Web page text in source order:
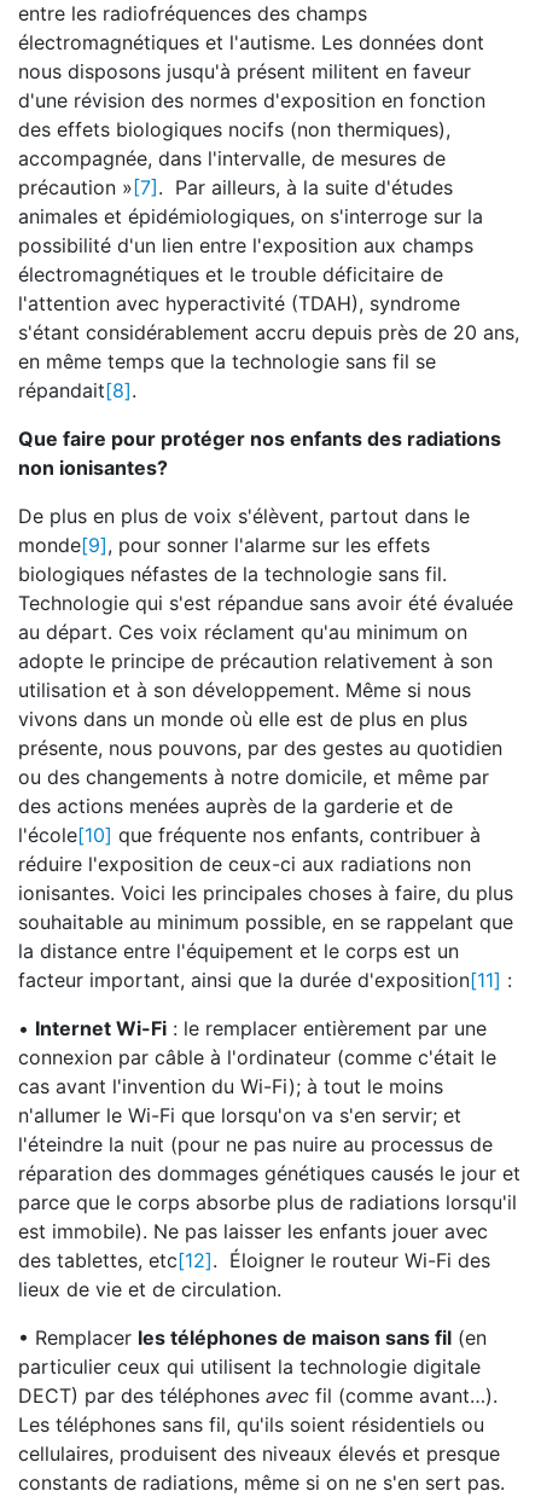
entre les radiofréquences des champs
électromagnétiques et l'autisme. Les données dont
nous disposons jusqu'à présent militent en faveur
d'une révision des normes d'exposition en fonction
des effets biologiques nocifs (non thermiques),
accompagnée, dans l'intervalle, de mesures de
précaution » [7] . Par ailleurs, à la suite d'études
animales et épidémiologiques, on s'interroge sur la
possibilité d'un lien entre l'exposition aux champs
électromagnétiques et le trouble déficitaire de
l'attention avec hyperactivité (TDAH), syndrome
s'étant considérablement accru depuis près de 20 ans,
en même temps que la technologie sans fil se
répandait[8].
Que faire pour protéger nos enfants des radiations
non ionisantes?
De plus en plus de voix s'élèvent, partout dans le
monde[9], pour sonner l'alarme sur les effets
biologiques néfastes de la technologie sans fil.
Technologie qui s'est répandue sans avoir été évaluée
au départ. Ces voix réclament qu'au minimum on
adopte le principe de précaution relativement à son
utilisation et à son développement. Même si nous
vivons dans un monde où elle est de plus en plus
présente, nous pouvons, par des gestes au quotidien
ou des changements à notre domicile, et même par
des actions menées auprès de la garderie et de
l'école[10] que fréquente nos enfants, contribuer à
réduire l'exposition de ceux-ci aux radiations non
ionisantes. Voici les principales choses à faire, du plus
souhaitable au minimum possible, en se rappelant que
la distance entre l'équipement et le corps est un
facteur important, ainsi que la durée d'exposition[11] :
• Internet Wi-Fi : le remplacer entièrement par une
connexion par câble à l'ordinateur (comme c'était le
cas avant l'invention du Wi-Fi); à tout le moins
n'allumer le Wi-Fi que lorsqu'on va s'en servir; et
l'éteindre la nuit (pour ne pas nuire au processus de
réparation des dommages génétiques causés le jour et
parce que le corps absorbe plus de radiations lorsqu'il
est immobile). Ne pas laisser les enfants jouer avec
des tablettes, etc[12]. Éloigner le routeur Wi-Fi des
lieux de vie et de circulation.
• Remplacer les téléphones de maison sans fil (en
particulier ceux qui utilisent la technologie digitale
DECT) par des téléphones avec fil (comme avant…).
Les téléphones sans fil, qu'ils soient résidentiels ou
cellulaires, produisent des niveaux élevés et presque
constants de radiations, même si on ne s'en sert pas.